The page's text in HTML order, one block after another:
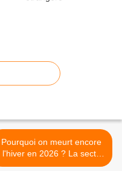
Pourquoi on meurt encore
l'hiver en 2026 ? La secte
scientiste est de retour >